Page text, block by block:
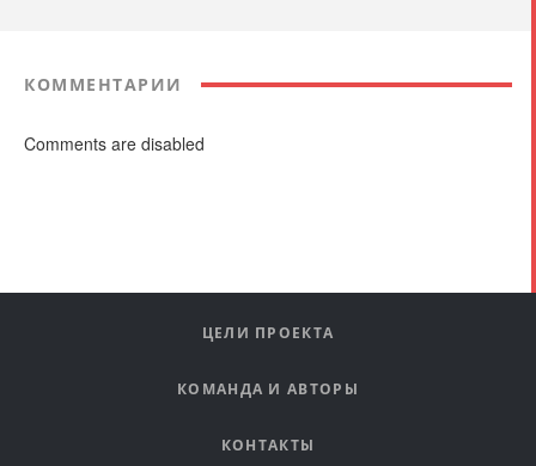
КОММЕНТАРИИ
Comments are disabled
ЦЕЛИ ПРОЕКТА
КОМАНДА И АВТОРЫ
КОНТАКТЫ